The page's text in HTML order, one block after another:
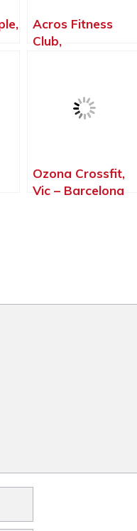
Acros Fitness
Club,
Ozona Crossfit,
Vic – Barcelona